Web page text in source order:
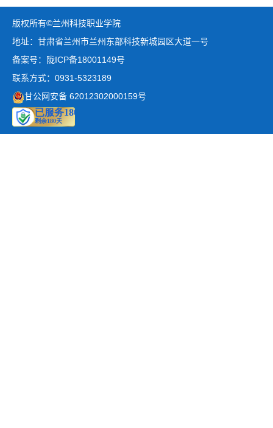
版权所有©兰州科技职业学院
地址：甘肃省兰州市兰州东部科技新城园区大道一号
备案号：陇ICP备18001149号
联系方式：0931-5323189
甘公网安备 62012302000159号